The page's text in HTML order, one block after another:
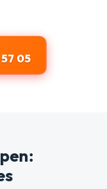
57 05